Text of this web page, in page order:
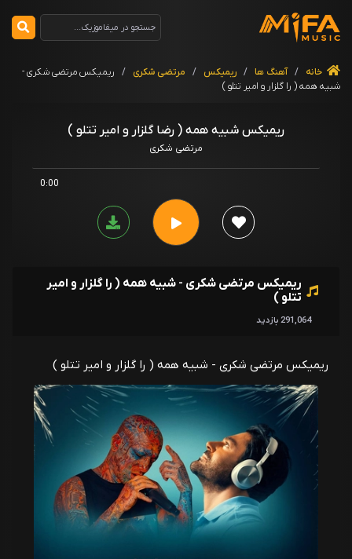
خانه / آهنگ ها / ریمیکس / مرتضی شکری /
ریمیکس مرتضی شکری -
شبیه همه ( را گلزار و امیر تتلو )
ریمیکس شبیه همه ( رضا گلزار و امیر تتلو )
مرتضی شکری
0:00
ریمیکس مرتضی شکری - شبیه همه ( را گلزار و امیر
تتلو )
291,064 بازدید
ریمیکس مرتضی شکری - شبیه همه ( را گلزار و امیر تتلو )